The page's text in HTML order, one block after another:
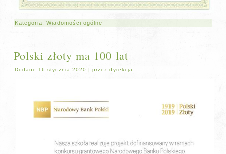
Kategoria:Wiadomości ogólne
Polski złoty ma 100 lat
Dodane 16 stycznia 2020 |przez dyrekcja